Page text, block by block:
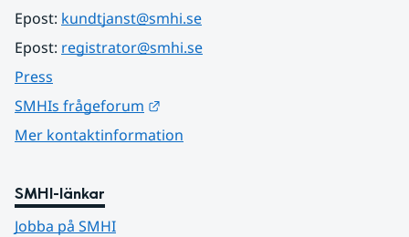
Epost: kundtjanst@smhi.se
Epost: registrator@smhi.se
Press
SMHIs frågeforum
Mer kontaktinformation
SMHI-länkar
Jobba på SMHI